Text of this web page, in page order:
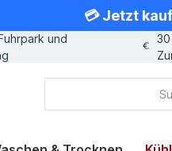
💳 Jetzt
und